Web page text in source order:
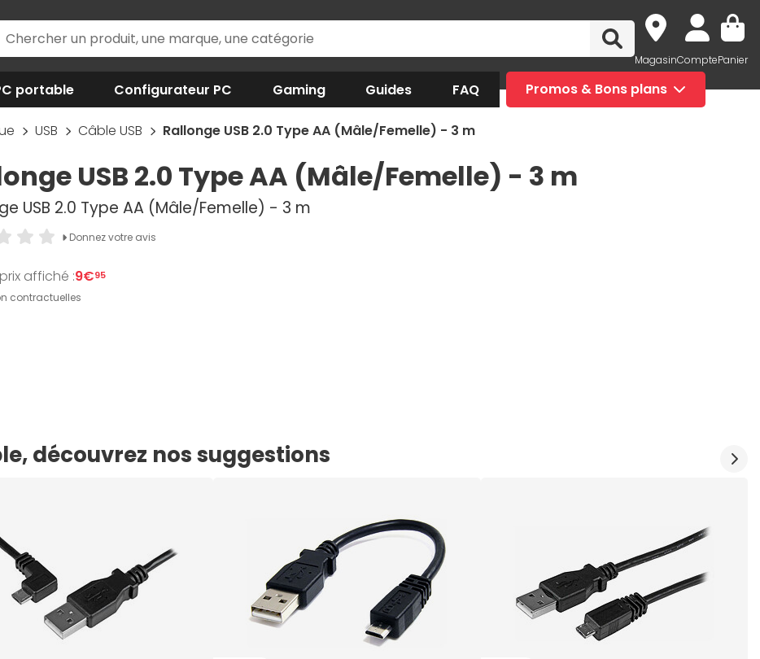
MagasinComptePanier
portable Configurateur PC Gaming Guides FAQ Promos & Bons plans
USB Câble USB Rallonge USB 2.0 Type AA (Mâle/Femelle) - 3 m
USB 2.0 Type AA (Mâle/Femelle) - 3 m
USB 2.0 Type AA (Mâle/Femelle) - 3 m
Donnez votre avis
affiché :9€95
contractuelles
découvrez nos suggestions